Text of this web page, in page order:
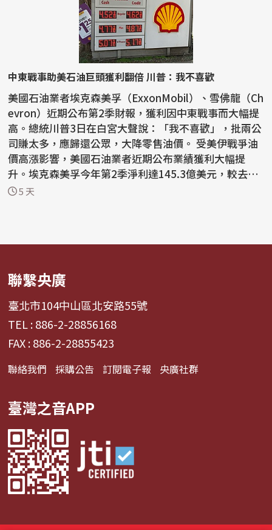
中東戰事助美石油巨頭獲利翻倍 川普：我不喜歡
美國石油業者埃克森美孚（ExxonMobil）、雪佛龍（Ch
evron）近期公布第2季財報，獲利因中東戰事而大幅提
高。總統川普3日在白宮大聲說：「我不喜歡」，批兩公
司賺太多，應歸還公眾，大降零售油價。 受美伊戰爭油
價高漲影響，美國石油業者近期公布業績獲利大幅提
升。埃克森美孚今年第2季淨利達145.3億美元，較去年
同期...
5 天
聯繫央廣
臺北市104中山區北安路55號
TEL : 886-2-28856168
FAX : 886-2-28855423
聯絡我們 採購公告 訂閱電子報 央廣社群
臺灣之音APP